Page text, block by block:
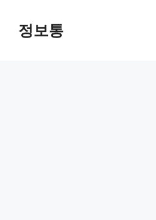
content정보통